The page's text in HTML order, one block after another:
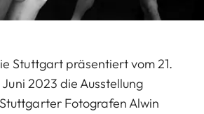
Stuttgart präsentiert vom 21.
Juni 2023 die Ausstellung
Fotografen Alwin